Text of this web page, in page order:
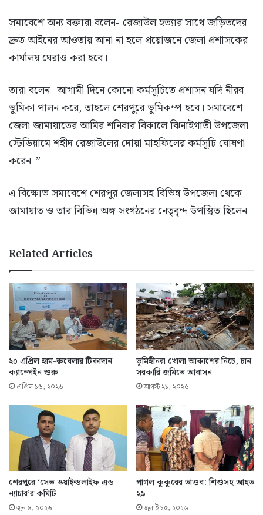
সমাবেশে অন্য বক্তারা বলেন- রেজাউল হত্যার সাথে জড়িতদের
দ্রুত আইনের আওতায় আনা না হলে প্রয়োজনে জেলা প্রশাসকের
কার্যালয় ঘেরাও করা হবে।
তারা বলেন- আগামী দিনে কোনো কর্মসূচিতে প্রশাসন যদি নীরব
ভূমিকা পালন করে, তাহলে শেরপুরে ভূমিকম্প হবে। সমাবেশে
জেলা জামায়াতের আমির শনিবার বিকালে ঝিনাইগাতী উপজেলা
স্টেডিয়ামে শহীদ রেজাউলের দোয়া মাহফিলের কর্মসূচি ঘোষণা
করেন।”
এ বিক্ষোভ সমাবেশে শেরপুর জেলাসহ বিভিন্ন উপজেলা থেকে
জামায়াত ও তার বিভিন্ন অঙ্গ সংগঠনের নেতৃবৃন্দ উপস্থিত ছিলেন।
Related Articles
২০ এপ্রিল হাম-রুবেলার টিকাদান
ক্যাম্পেইন শুরু
এপ্রিল ১৬, ২০২৬
ভূমিহীনরা খোলা আকাশের নিচে, চান
সরকারি জমিতে আবাসন
আগস্ট ২১, ২০২৫
শেরপুরে ‘সেভ ওয়াইল্ডলাইফ এন্ড
ন্যাচার’র কমিটি
জুন ৪, ২০২৬
পাগল কুকুরের তাণ্ডব: শিশুসহ আহত
২৯
জুলাই ১৫, ২০২৬